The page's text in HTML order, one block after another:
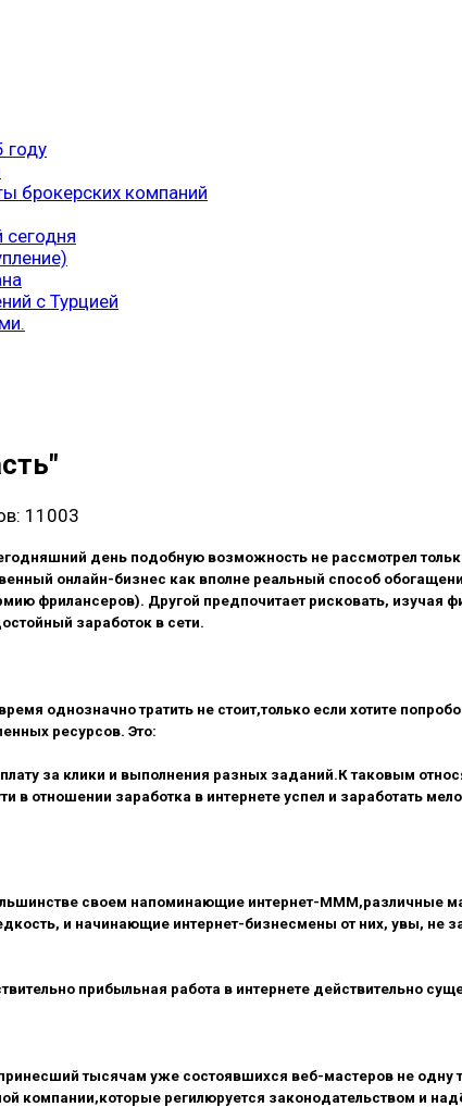
году
брокерских компаний
сегодня
с Турцией
11003
день подобную возможность не рассмотрел
онлайн-бизнес как вполне реальный способ
фрилансеров). Другой предпочитает рисковать, изучая
заработок в сети.
однозначно тратить не стоит,только если хотите
ресурсов. Это:
за клики и выполнения разных заданий.К таковым
в отношении заработка в интернете успел и заработать
своем напоминающие интернет-МММ,различные
и начинающие интернет-бизнесмены от них, увы, не
прибыльная работа в интернете действительно
тысячам уже состоявшихся веб-мастеров не
компании,которые регилюруется законодательством и